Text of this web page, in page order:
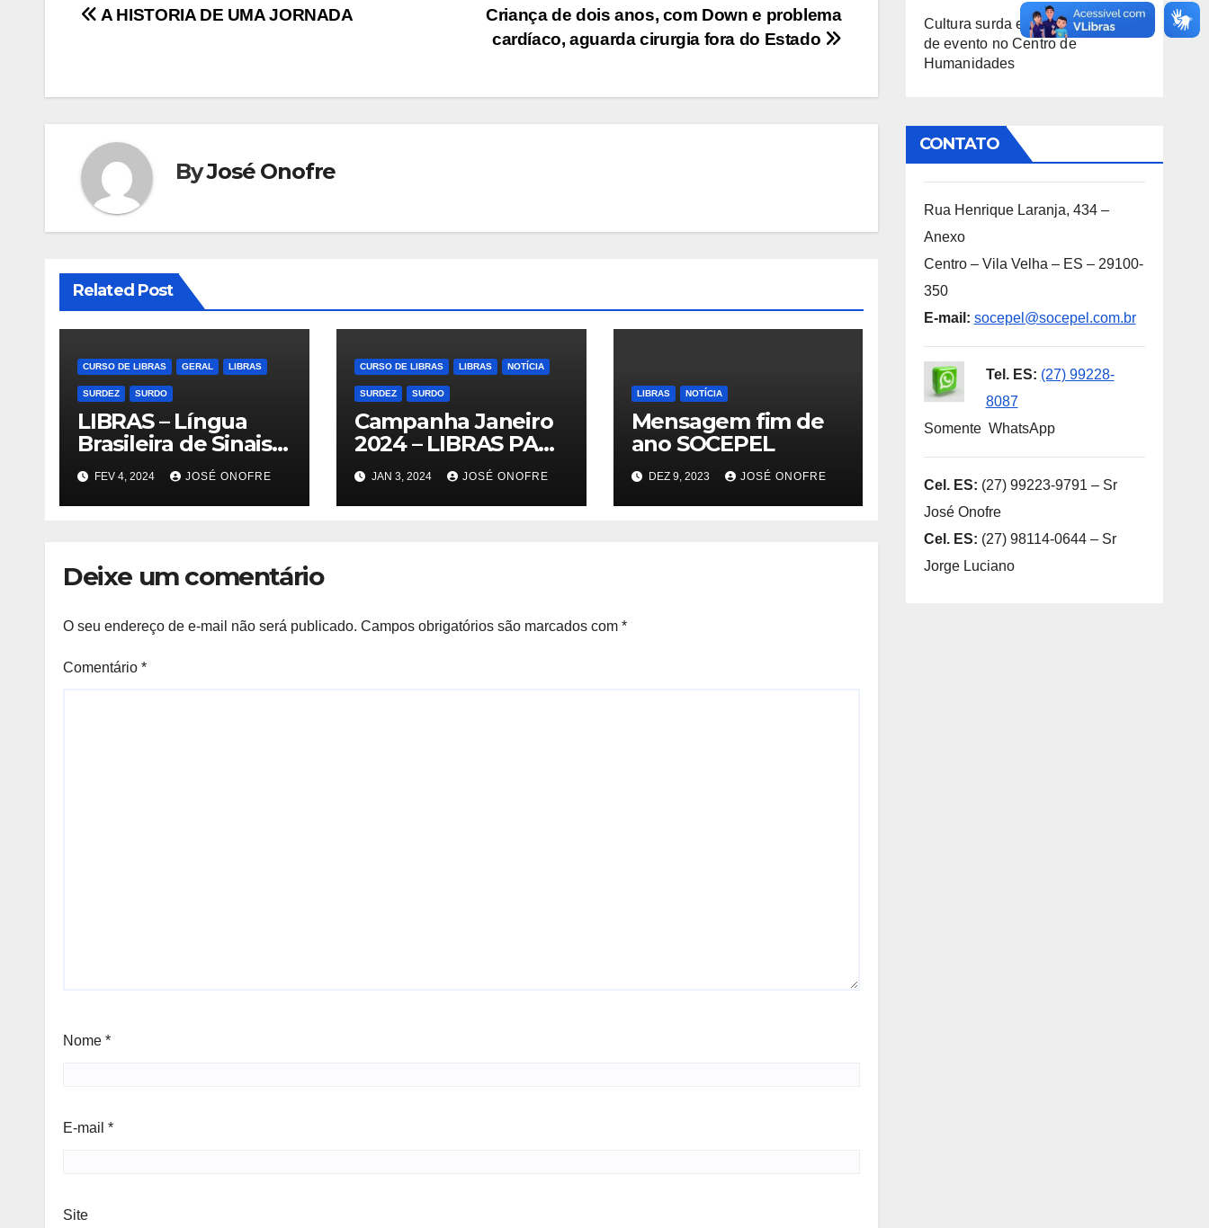
Navegação
Post
Criança de dois anos, com Down e problema
cardíaco, aguarda cirurgia fora do Estado
A HISTORIA DE UMA JORNADA
ByJosé Onofre
Related Post
CURSO DE LIBRAS GERAL LIBRAS
SURDEZ SURDO
LIBRAS – Língua
Brasileira de Sinais
Para a Cidadania
FEV 4, 2024 JOSÉ ONOFRE
CURSO DE LIBRAS LIBRAS NOTÍCIA
SURDEZ SURDO
Campanha Janeiro
2024 – LIBRAS PARA
TODA VIDA!
JAN 3, 2024 JOSÉ ONOFRE
LIBRAS NOTÍCIA
Mensagem fim de
ano SOCEPEL
DEZ 9, 2023 JOSÉ ONOFRE
Deixe um comentário
O seu endereço de e-mail não será publicado. Campos obrigatórios são marcados com *
Comentário *
Nome *
E-mail *
Site
Cultura surda e inovação é tema
de evento no Centro de
Humanidades
CONTATO
Rua Henrique Laranja, 434 –
Anexo
Centro – Vila Velha – ES – 29100-
350
E-mail: socepel@socepel.com.br
Tel. ES: (27) 99228-
8087
Somente WhatsApp
Cel. ES: (27) 99223-9791 – Sr
José Onofre
Cel. ES: (27) 98114-0644 – Sr
Jorge Luciano